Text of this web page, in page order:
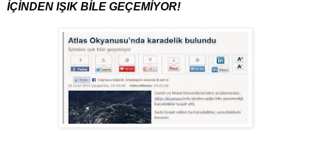
İÇİNDEN IŞIK BİLE GEÇEMİYOR!